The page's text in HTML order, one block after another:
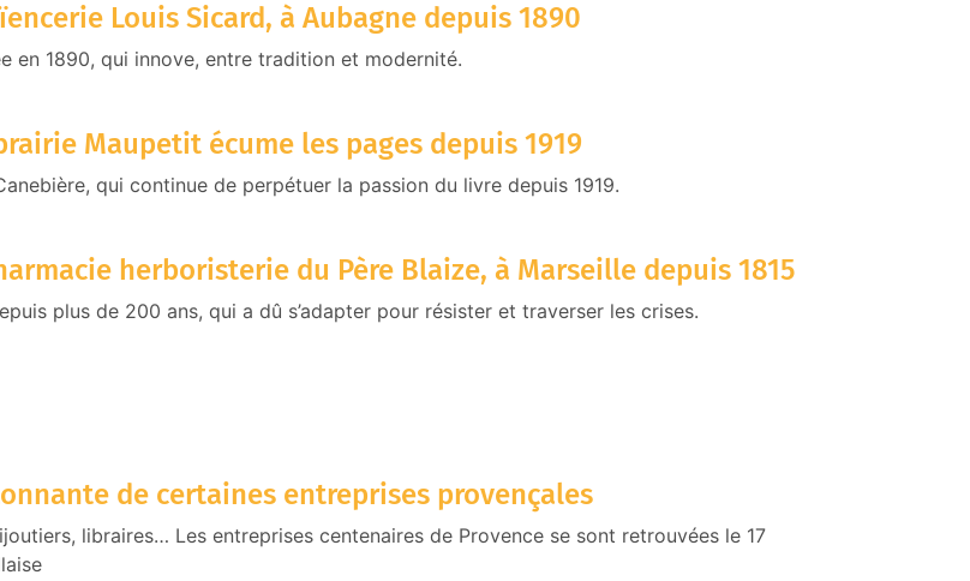
Louis Sicard, à Aubagne depuis 1890
en 1890, qui innove, entre tradition et modernité.
Maupetit écume les pages depuis 1919
qui continue de perpétuer la passion du livre depuis 1919.
herboristerie du Père Blaize, à Marseille depuis 1815
plus de 200 ans, qui a dû s’adapter pour résister et traverser les crises.
de certaines entreprises provençales
libraires… Les entreprises centenaires de Provence se sont retrouvées le 17